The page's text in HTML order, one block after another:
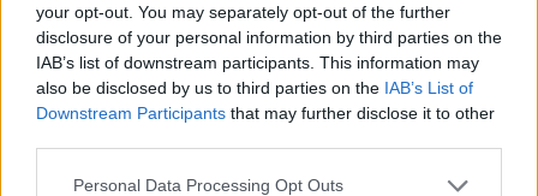
your opt-out. You may separately opt-out of the further
disclosure of your personal information by third parties on the
IAB’s list of downstream participants. This information may
also be disclosed by us to third parties on the IAB’s List of
Downstream Participants that may further disclose it to other
Please note that this website/app uses one or more Google
Personal Data Processing Opt Outs
ΤΣΟΥΝΑΜΙ ψηφιακής οργής… συμπαρασύρει την
κυβέρνηση